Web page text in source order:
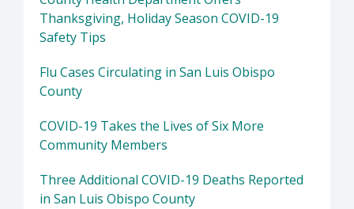
Thanksgiving, Holiday Season COVID-19
Safety Tips
Flu Cases Circulating in San Luis Obispo
County
COVID-19 Takes the Lives of Six More
Community Members
Three Additional COVID-19 Deaths Reported
in San Luis Obispo County